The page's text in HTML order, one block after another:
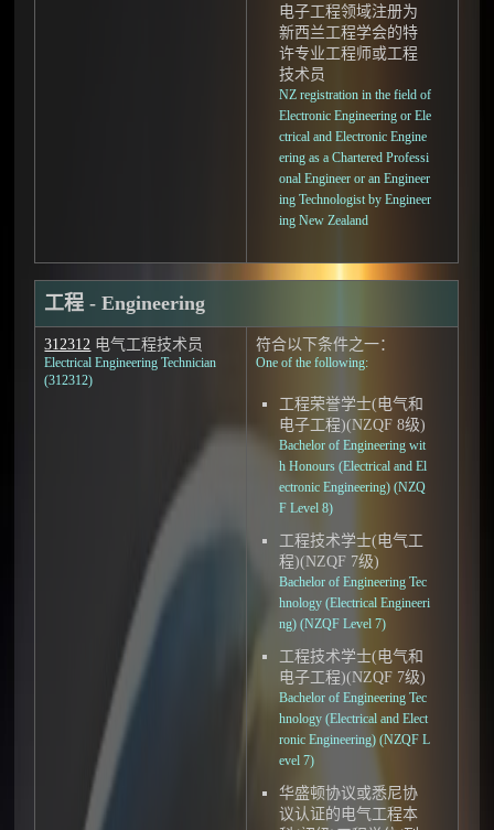
电子工程领域注册为
新西兰工程学会的特
许专业工程师或工程
技术员
NZ registration in the field of
Electronic Engineering or Ele
ctrical and Electronic Engine
ering as a Chartered Professi
onal Engineer or an Engineer
ing Technologist by Engineer
ing New Zealand
工程 - Engineering
312312 电气工程技术员
Electrical Engineering Technician
(312312)
符合以下条件之一：
One of the following:
工程荣誉学士(电气和
电子工程)(NZQF 8级)
Bachelor of Engineering wit
h Honours (Electrical and El
ectronic Engineering) (NZQ
F Level 8)
工程技术学士(电气工
程)(NZQF 7级)
Bachelor of Engineering Tec
hnology (Electrical Engineeri
ng) (NZQF Level 7)
工程技术学士(电气和
电子工程)(NZQF 7级)
Bachelor of Engineering Tec
hnology (Electrical and Elect
ronic Engineering) (NZQF L
evel 7)
华盛顿协议或悉尼协
议认证的电气工程本